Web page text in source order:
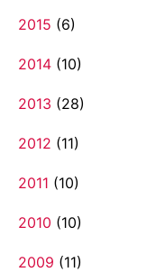
2015 (6)
2014 (10)
2013 (28)
2012 (11)
2011 (10)
2010 (10)
2009 (11)